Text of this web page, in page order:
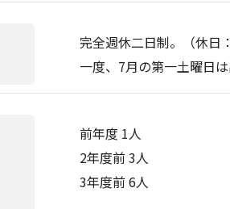
完全週休二日制。（休日
一度、7月の第一土曜日
前年度 1人
2年度前 3人
3年度前 6人